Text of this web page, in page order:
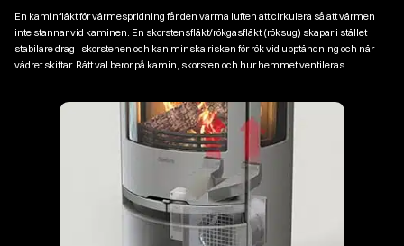
En kaminfläkt för värmespridning får den varma luften att cirkulera så att värmen
inte stannar vid kaminen. En skorstensfläkt/rökgasfläkt (röksug) skapar i stället
stabilare drag i skorstenen och kan minska risken för rök vid upptändning och när
vädret skiftar. Rätt val beror på kamin, skorsten och hur hemmet ventileras.